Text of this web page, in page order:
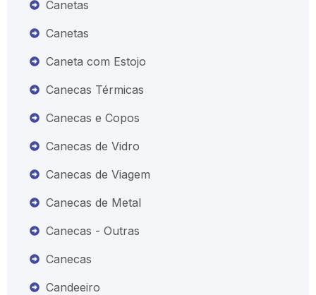
Canetas
Canetas
Caneta com Estojo
Canecas Térmicas
Canecas e Copos
Canecas de Vidro
Canecas de Viagem
Canecas de Metal
Canecas - Outras
Canecas
Candeeiro